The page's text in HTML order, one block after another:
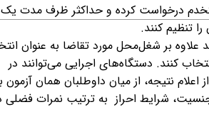
درخواست کرده و حداکثر ظرف مدت
تنظیم کنند.
علاوه بر شغل‌محل مورد تقاضا به عنوان
کنند. دستگاه‌های اجرایی می‌توانند در
تا برگزاری آزمون بعدی حداکثر به مدت ۶ ماه پس از اعلام نتیجه، از میان داوطلبان همان
شرایط احراز به ترتیب نمرات فضلی